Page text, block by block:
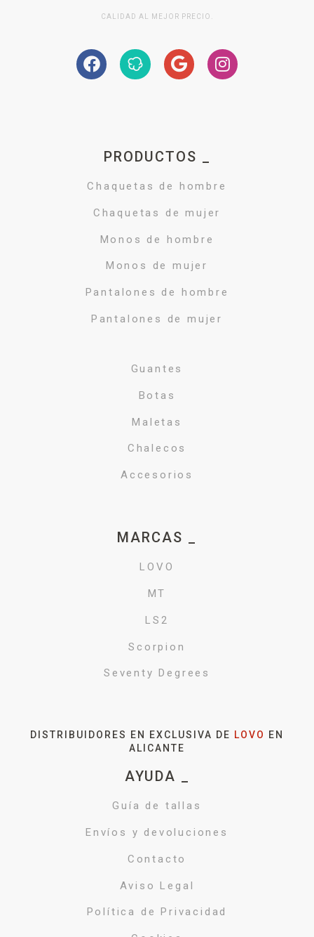
CALIDAD AL MEJOR PRECIO.
PRODUCTOS _
Chaquetas de hombre
Chaquetas de mujer
Monos de hombre
Monos de mujer
Pantalones de hombre
Pantalones de mujer
Guantes
Botas
Maletas
Chalecos
Accesorios
MARCAS _
LOVO
MT
LS2
Scorpion
Seventy Degrees
DISTRIBUIDORES EN EXCLUSIVA DE LOVO
EN
ALICANTE
AYUDA _
Guía de tallas
Envíos y devoluciones
Contacto
Aviso Legal
Política de Privacidad